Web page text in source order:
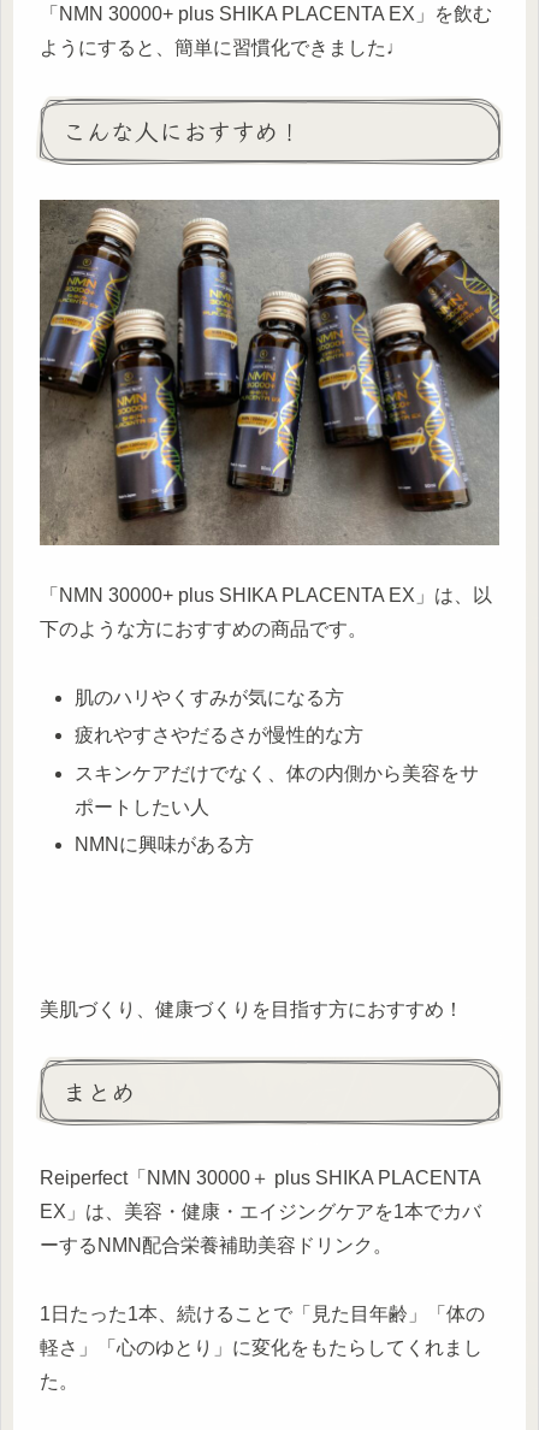
「NMN 30000+ plus SHIKA PLACENTA EX」を飲む
ようにすると、簡単に習慣化できました♩
こんな人におすすめ！
「NMN 30000+ plus SHIKA PLACENTA EX」は、以
下のような方におすすめの商品です。
肌のハリやくすみが気になる方
疲れやすさやだるさが慢性的な方
スキンケアだけでなく、体の内側から美容をサ
ポートしたい人
NMNに興味がある方
美肌づくり、健康づくりを目指す方におすすめ！
まとめ
Reiperfect「NMN 30000＋ plus SHIKA PLACENTA
EX」は、美容・健康・エイジングケアを1本でカバ
ーするNMN配合栄養補助美容ドリンク。
1日たった1本、続けることで「見た目年齢」「体の
軽さ」「心のゆとり」に変化をもたらしてくれまし
た。